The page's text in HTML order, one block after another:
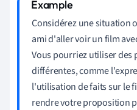
Considérez une situation
ami d'aller voir un film
Vous pourriez utiliser des
différentes, comme
l'utilisation de faits sur le
rendre votre proposition